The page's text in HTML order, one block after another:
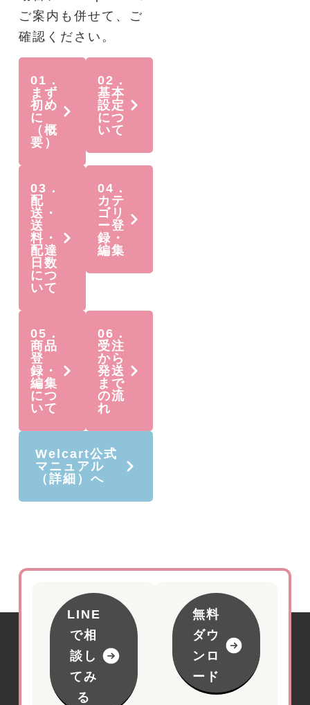
ご案内も併せて、ご
確認ください。
01．
まず
初め
に
（概
要）
02．
基本
設定
につ
いて
03．
配
送・
送
料・
配達
日数
につ
いて
04．
カテ
ゴリ
ー登
録・
編集
05．
商品
登
録・
編集
につ
いて
06．
受注
から
発送
まで
の流
れ
Welcart公式
マニュアル
（詳細）へ
LINE
で相
談し
てみ
る
無料
ダウ
ンロ
ード